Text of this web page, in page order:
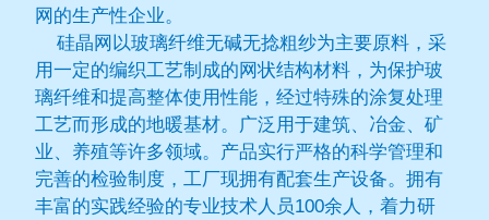
网的生产性企业。
硅晶网以玻璃纤维无碱无捻粗纱为主要原料，采
用一定的编织工艺制成的网状结构材料，为保护玻
璃纤维和提高整体使用性能，经过特殊的涂复处理
工艺而形成的地暖基材。广泛用于建筑、冶金、矿
业、养殖等许多领域。产品实行严格的科学管理和
完善的检验制度，工厂现拥有配套生产设备。拥有
丰富的实践经验的专业技术人员100余人，着力研